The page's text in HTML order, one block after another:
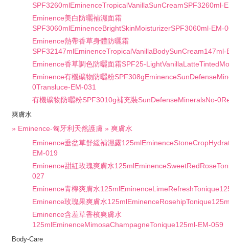
SPF3260mlEminenceTropicalVanillaSunCreamSPF3260ml-
Eminence美白防曬補濕面霜
SPF3060mlEminenceBrightSkinMoisturizerSPF3060ml-EM-
Eminence熱帶香草身體防曬霜
SPF32147mlEminenceTropicalVanillaBodySunCream147ml-
Eminence香草調色防曬面霜SPF25-
Eminence有機礦物防曬粉
0Transluce-EM-031
有機礦物防曬粉SPF3010g補充裝SunDefenseMineralsNo-
爽膚水
» Eminence-匈牙利天然護膚 » 爽膚水
Eminence垂盆草舒緩補濕露
EM-019
Eminence甜紅玫瑰爽膚水
027
Eminence青檸爽膚水
Eminence玫瑰果爽膚水
Eminence含羞草香檳爽膚水
125mlEminenceMimosaChampagneTonique125ml-EM-059
Body-Care